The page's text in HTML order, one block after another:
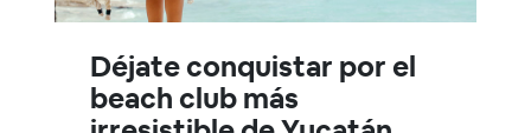
Déjate conquistar por el
beach club más